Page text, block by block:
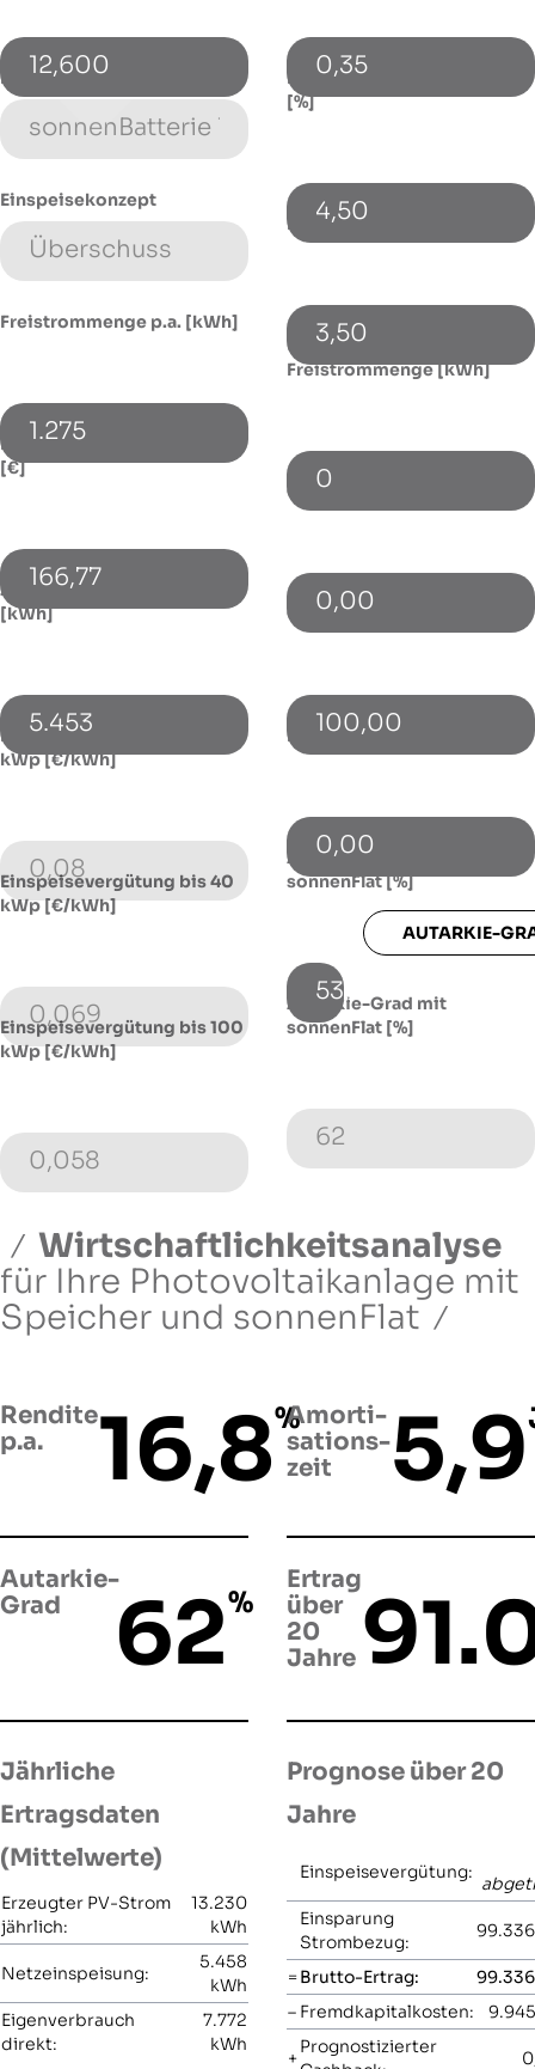
12,600
Energiespeicher (Typ)
Einspeisekonzept
Freistrommenge p.a. [kWh]
1.275
Monatlicher Flat-Abschlag
[€]
166,77
Zusätzlicher Netzbezug
[kWh]
5.453
Einspeisevergütung bis 10
kWp [€/kWh]
0,08
Einspeisevergütung bis 40
kWp [€/kWh]
0,069
Einspeisevergütung bis 100
kWp [€/kWh]
0,058
0,35
Energiepreissteigerung p.a.
[%]
4,50
Fremdkapitalzinssatz [%]
3,50
Ungenutzte
Freistrommenge [kWh]
0
Cashback p.a. [€]
0,00
Gewinnbeteiligung p.a. [€]
100,00
Förderung / Zuschuss [€]
0,00
Autarkie-Grad ohne
sonnenFlat [%]
53,6
AUTARKIE-
Autarkie-Grad mit
sonnenFlat [%]
62
Wirtschaftlichkeitsanalyse
für Ihre Photovoltaikanlage mit
Speicher und sonnenFlat
Rendite
p.a.
16,8%Amorti­
sations­
zeit
5,9
Autarkie-
Grad
62%
Ertrag
über
20
Jahre
Jährliche
Ertragsdaten
(Mittelwerte)
Erzeugter PV-Strom
jährlich:
13.230
kWh
Netzeinspeisung:
5.458
kWh
Eigenverbrauch
direkt:
7.772
kWh
Prognose über 20
Jahre
Einspeisevergütung:
Einsparung
Strombezug:
=Brutto-Ertrag:
– Fremdkapitalkosten:
+
Prognostizierter